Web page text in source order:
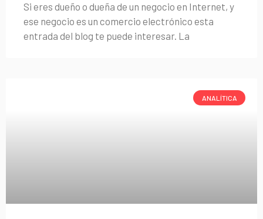
Si eres dueño o dueña de un negocio en Internet, y
ese negocio es un comercio electrónico esta
entrada del blog te puede interesar. La
ANALÍTICA